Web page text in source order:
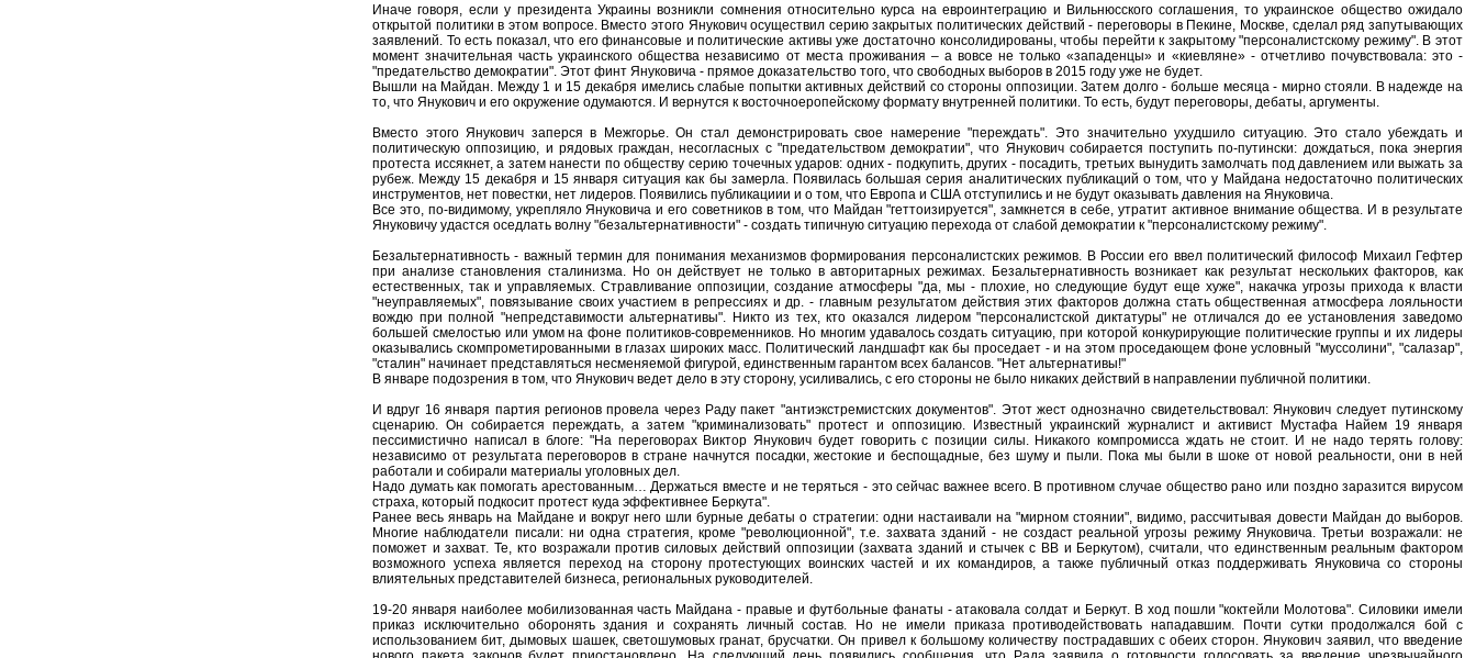
Иначе говоря, если у президента Украины возникли сомнения относительно курса на евроинтеграцию и Вильнюсского соглашения, то украинское общество ожидало
открытой политики в этом вопросе. Вместо этого Янукович осуществил серию закрытых политических действий - переговоры в Пекине, Москве, сделал ряд запутывающих
заявлений. То есть показал, что его финансовые и политические активы уже достаточно консолидированы, чтобы перейти к закрытому "персоналистскому режиму". В этот
момент значительная часть украинского общества независимо от места проживания – а вовсе не только «западенцы» и «киевляне» - отчетливо почувствовала: это -
"предательство демократии". Этот финт Януковича - прямое доказательство того, что свободных выборов в 2015 году уже не будет.
Вышли на Майдан. Между 1 и 15 декабря имелись слабые попытки активных действий со стороны оппозиции. Затем долго - больше месяца - мирно стояли. В надежде на
то, что Янукович и его окружение одумаются. И вернутся к восточноеропейскому формату внутренней политики. То есть, будут переговоры, дебаты, аргументы.
Вместо этого Янукович заперся в Межгорье. Он стал демонстрировать свое намерение "переждать". Это значительно ухудшило ситуацию. Это стало убеждать и
политическую оппозицию, и рядовых граждан, несогласных с "предательством демократии", что Янукович собирается поступить по-путински: дождаться, пока энергия
протеста иссякнет, а затем нанести по обществу серию точечных ударов: одних - подкупить, других - посадить, третьих вынудить замолчать под давлением или выжать за
рубеж. Между 15 декабря и 15 января ситуация как бы замерла. Появилась большая серия аналитических публикаций о том, что у Майдана недостаточно политических
инструментов, нет повестки, нет лидеров. Появились публикациии и о том, что Европа и США отступились и не будут оказывать давления на Януковича.
Все это, по-видимому, укрепляло Януковича и его советников в том, что Майдан "геттоизируется", замкнется в себе, утратит активное внимание общества. И в результате
Януковичу удастся оседлать волну "безальтернативности" - создать типичную ситуацию перехода от слабой демократии к "персоналистскому режиму".
Безальтернативность - важный термин для понимания механизмов формирования персоналистских режимов. В России его ввел политический философ Михаил Гефтер
при анализе становления сталинизма. Но он действует не только в авторитарных режимах. Безальтернативность возникает как результат нескольких факторов, как
естественных, так и управляемых. Стравливание оппозиции, создание атмосферы "да, мы - плохие, но следующие будут еще хуже", накачка угрозы прихода к власти
"неуправляемых", повязывание своих участием в репрессиях и др. - главным результатом действия этих факторов должна стать общественная атмосфера лояльности
вождю при полной "непредставимости альтернативы". Никто из тех, кто оказался лидером "персоналистской диктатуры" не отличался до ее установления заведомо
большей смелостью или умом на фоне политиков-современников. Но многим удавалось создать ситуацию, при которой конкурирующие политические группы и их лидеры
оказывались скомпрометированными в глазах широких масс. Политический ландшафт как бы проседает - и на этом проседающем фоне условный "муссолини", "салазар",
"сталин" начинает представляться несменяемой фигурой, единственным гарантом всех балансов. "Нет альтернативы!"
В январе подозрения в том, что Янукович ведет дело в эту сторону, усиливались, с его стороны не было никаких действий в направлении публичной политики.
И вдруг 16 января партия регионов провела через Раду пакет "антиэкстремистских документов". Этот жест однозначно свидетельствовал: Янукович следует путинскому
сценарию. Он собирается переждать, а затем "криминализовать" протест и оппозицию. Известный украинский журналист и активист Мустафа Найем 19 января
пессимистично написал в блоге: "На переговорах Виктор Янукович будет говорить с позиции силы. Никакого компромисса ждать не стоит. И не надо терять голову:
независимо от результата переговоров в стране начнутся посадки, жестокие и беспощадные, без шуму и пыли. Пока мы были в шоке от новой реальности, они в ней
работали и собирали материалы уголовных дел.
Надо думать как помогать арестованным… Держаться вместе и не теряться - это сейчас важнее всего. В противном случае общество рано или поздно заразится вирусом
страха, который подкосит протест куда эффективнее Беркута".
Ранее весь январь на Майдане и вокруг него шли бурные дебаты о стратегии: одни настаивали на "мирном стоянии", видимо, рассчитывая довести Майдан до выборов.
Многие наблюдатели писали: ни одна стратегия, кроме "революционной", т.е. захвата зданий - не создаст реальной угрозы режиму Януковича. Третьи возражали: не
поможет и захват. Те, кто возражали против силовых действий оппозиции (захвата зданий и стычек с ВВ и Беркутом), считали, что единственным реальным фактором
возможного успеха является переход на сторону протестующих воинских частей и их командиров, а также публичный отказ поддерживать Януковича со стороны
влиятельных представителей бизнеса, региональных руководителей.
19-20 января наиболее мобилизованная часть Майдана - правые и футбольные фанаты - атаковала солдат и Беркут. В ход пошли "коктейли Молотова". Силовики имели
приказ исключительно оборонять здания и сохранять личный состав. Но не имели приказа противодействовать нападавшим. Почти сутки продолжался бой с
использованием бит, дымовых шашек, светошумовых гранат, брусчатки. Он привел к большому количеству пострадавших с обеих сторон. Янукович заявил, что введение